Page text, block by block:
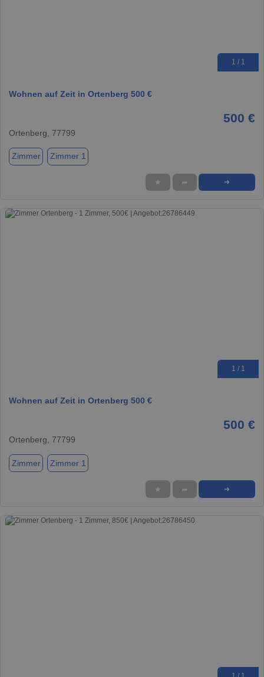
1 / 1
Wohnen auf Zeit in Ortenberg 500 €
500 €
Ortenberg, 77799
Zimmer Zimmer 1
★ ➦ ➜
1 / 1
Wohnen auf Zeit in Ortenberg 500 €
500 €
Ortenberg, 77799
Zimmer Zimmer 1
★ ➦ ➜